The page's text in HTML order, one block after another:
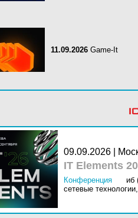
11.09.2026 Game-It
09.09.2026 |
IT Elements
Конференция иб
сетевые технологии,